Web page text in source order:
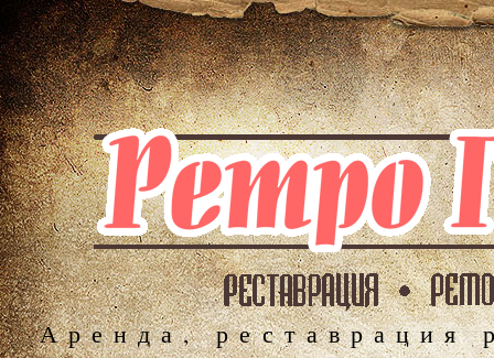
Аренда, реставрация